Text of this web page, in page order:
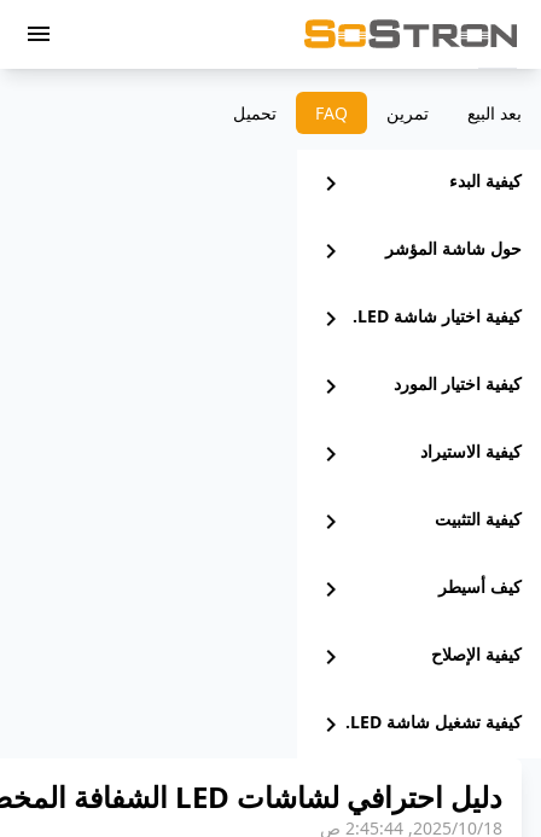
menu
بعد البيع تمرين ‫FAQ تحميل
كيفية البدء chevron_right
حول شاشة المؤشر chevron_right
كيفية اختيار شاشة LED. chevron_right
كيفية اختيار المورد chevron_right
كيفية الاستيراد chevron_right
كيفية التثبيت chevron_right
كيف أسيطر chevron_right
كيفية الإصلاح chevron_right
كيفية تشغيل شاشة LED. chevron_right
دليل احترافي لشاشات LED الشفافة المخصصة
18‏/10‏/2025, 2:45:44 ص